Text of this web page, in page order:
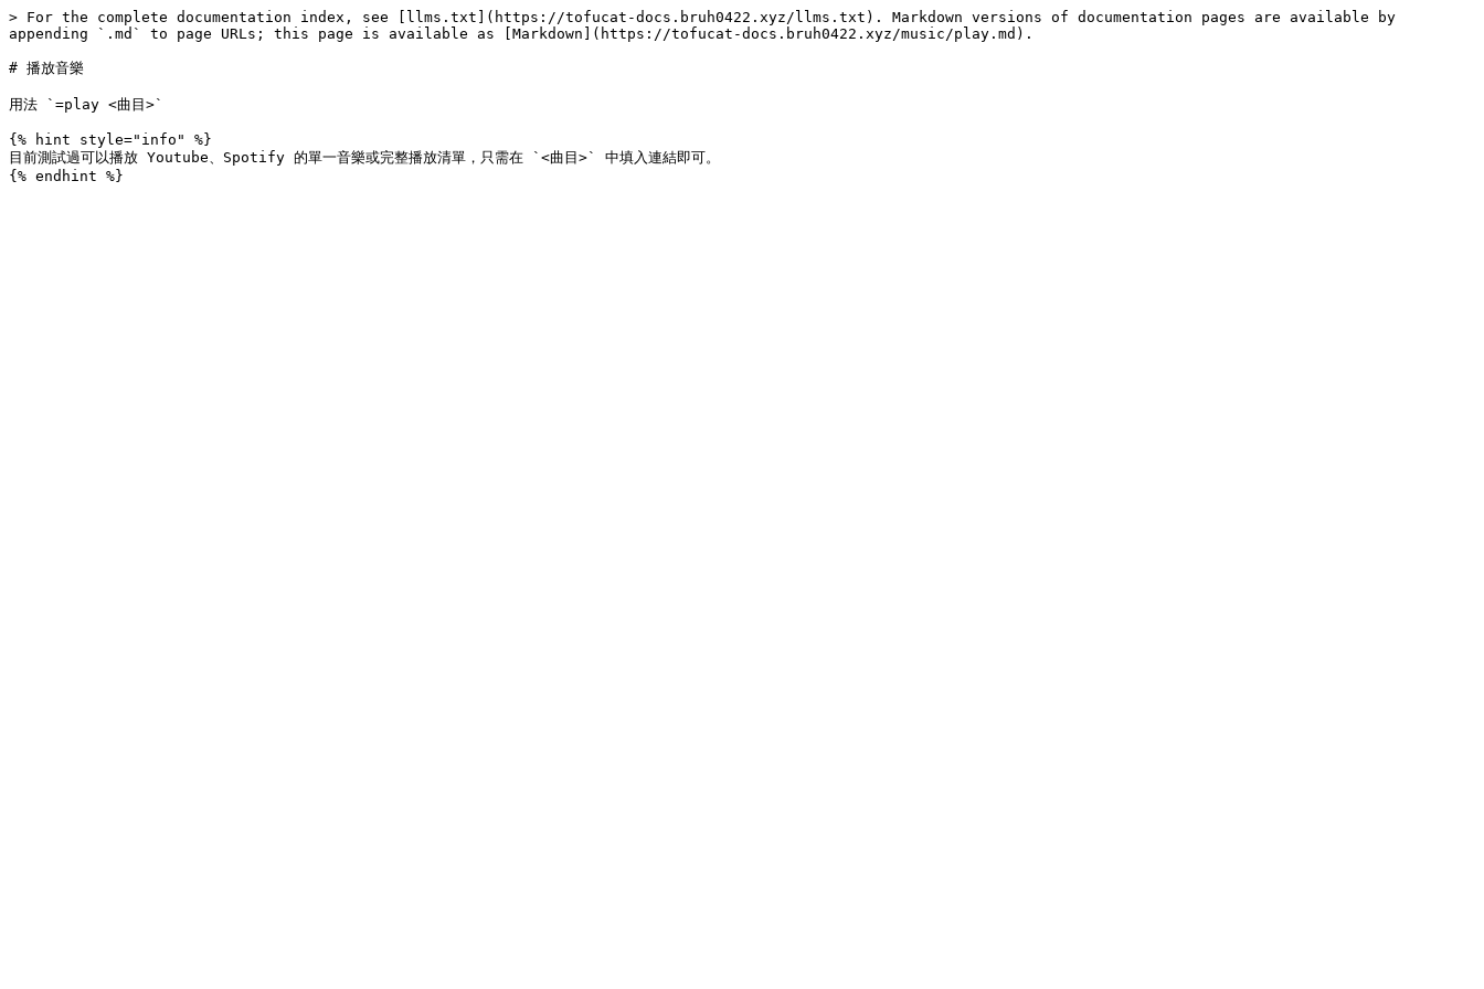
> For the complete documentation index, see [llms.txt](https://tofucat-docs.bruh0422.xyz/llms.txt). Markdown versions of documentation pages are available by
appending `.md` to page URLs; this page is available as [Markdown](https://tofucat-docs.bruh0422.xyz/music/play.md).
# 播放音樂
用法 `=play <曲目>`
{% hint style="info" %}
目前測試過可以播放 Youtube、Spotify 的單一音樂或完整播放清單，只需在 `<曲目>` 中填入連結即可。